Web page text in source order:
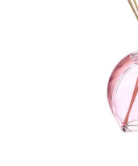
Cuisine et
Salle de bain